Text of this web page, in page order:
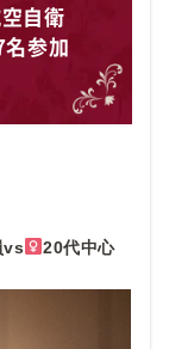
自衛
参加
vs
20代中心